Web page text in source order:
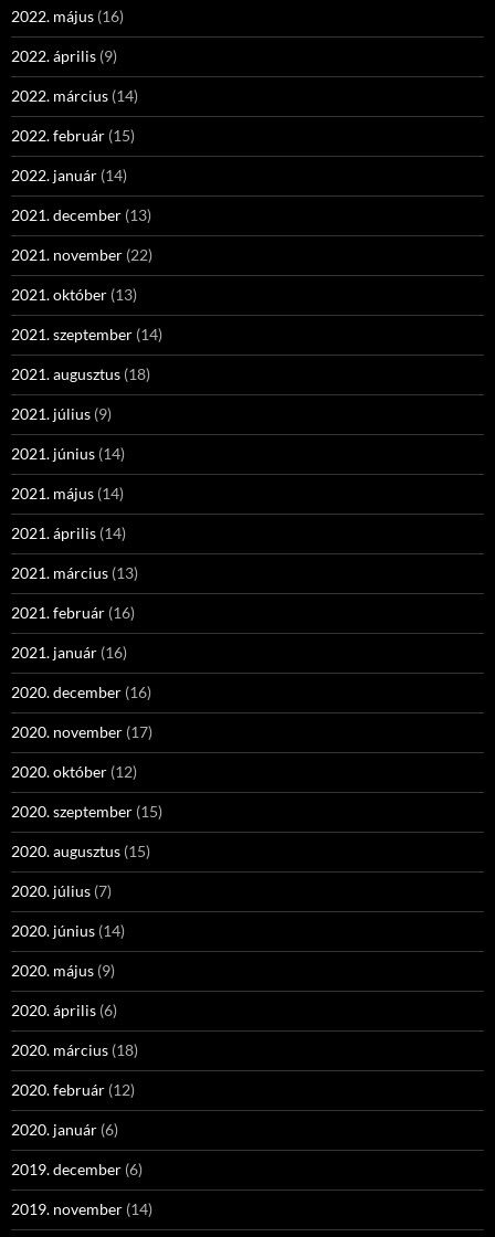
2022. május (16)
2022. április (9)
2022. március (14)
2022. február (15)
2022. január (14)
2021. december (13)
2021. november (22)
2021. október (13)
2021. szeptember (14)
2021. augusztus (18)
2021. július (9)
2021. június (14)
2021. május (14)
2021. április (14)
2021. március (13)
2021. február (16)
2021. január (16)
2020. december (16)
2020. november (17)
2020. október (12)
2020. szeptember (15)
2020. augusztus (15)
2020. július (7)
2020. június (14)
2020. május (9)
2020. április (6)
2020. március (18)
2020. február (12)
2020. január (6)
2019. december (6)
2019. november (14)